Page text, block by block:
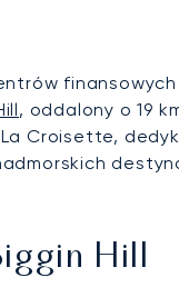
, oddalony o 19
Croisette,
Hill